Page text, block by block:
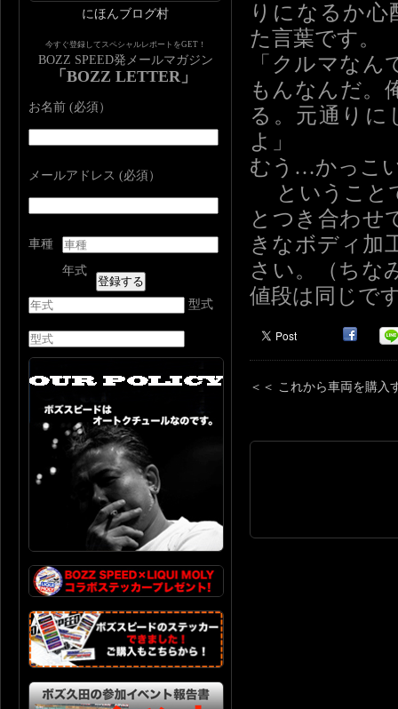
りになるか
た言葉です。
「クルマな
もんなんだ。
る。元通り
よ」
むう…かっこ
ということ
とつき合わせ
きなボディ加
さい。（ちな
値段は同じで
＜＜ これから車両を購入
にほんブログ村
今すぐ登録してスペシャルレポートをGET！
BOZZ SPEED発メールマガジン
「BOZZ LETTER」
お名前 (必須）
メールアドレス (必須）
車種
年式
型式